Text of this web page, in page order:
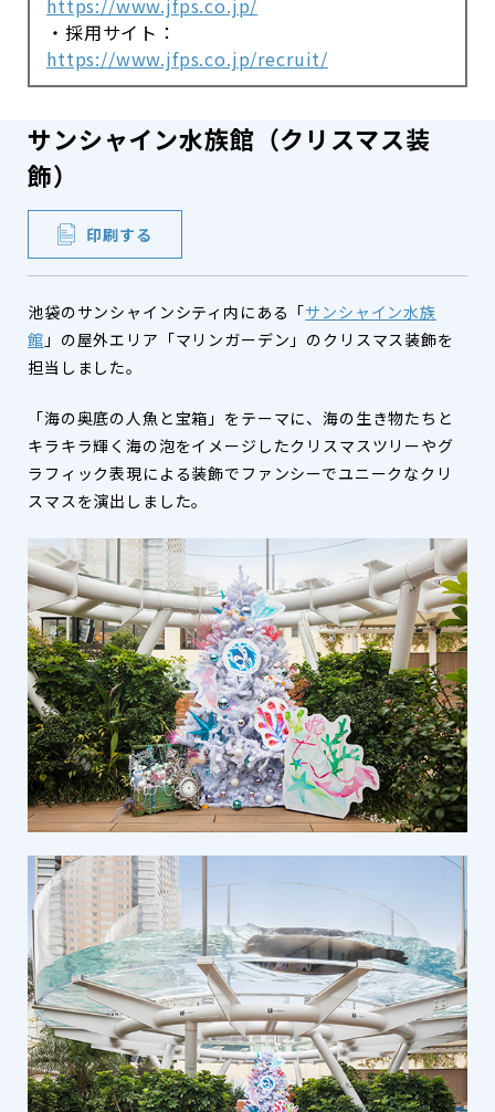
https://www.jfps.co.jp/
・採用サイト：
https://www.jfps.co.jp/recruit/
サンシャイン水族館（クリスマス装
飾）
印刷する
池袋のサンシャインシティ内にある「サンシャイン水族
館 」の屋外エリア「マリンガーデン」のクリスマス装飾を
担当しました。
「海の奥底の人魚と宝箱」をテーマに、海の生き物たちと
キラキラ輝く海の泡をイメージしたクリスマスツリーやグ
ラフィック表現による装飾でファンシーでユニークなクリ
スマスを演出しました。